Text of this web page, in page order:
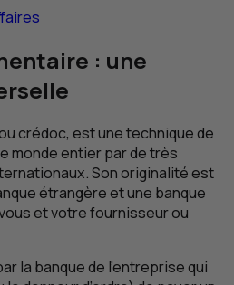
: une
crédoc, est une technique de
monde entier par de très
Son originalité est
étrangère et une banque
et votre fournisseur ou
la banque de l’entreprise qui